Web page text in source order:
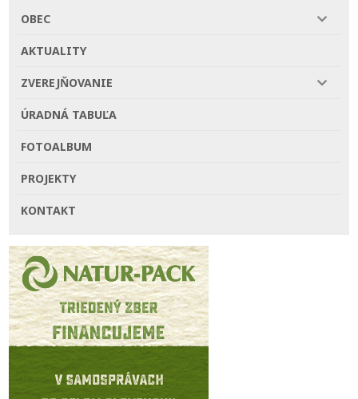
OBEC
AKTUALITY
ZVEREJŇOVANIE
ÚRADNÁ TABUĽA
FOTOALBUM
PROJEKTY
KONTAKT